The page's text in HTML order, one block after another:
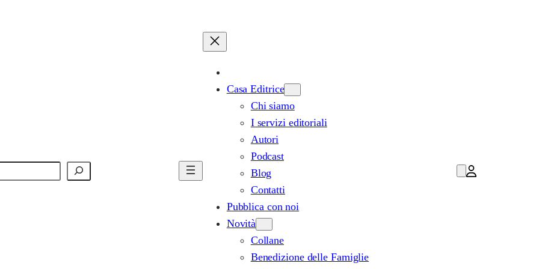
Casa Editrice
Chi siamo
I servizi editoriali
Autori
Podcast
Blog
Contatti
Pubblica con noi
Novità
Collane
Benedizione delle Famiglie